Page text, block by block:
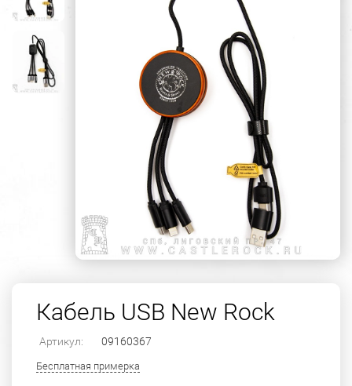
Кабель USB New Rock
Артикул: 09160367
Бесплатная примерка